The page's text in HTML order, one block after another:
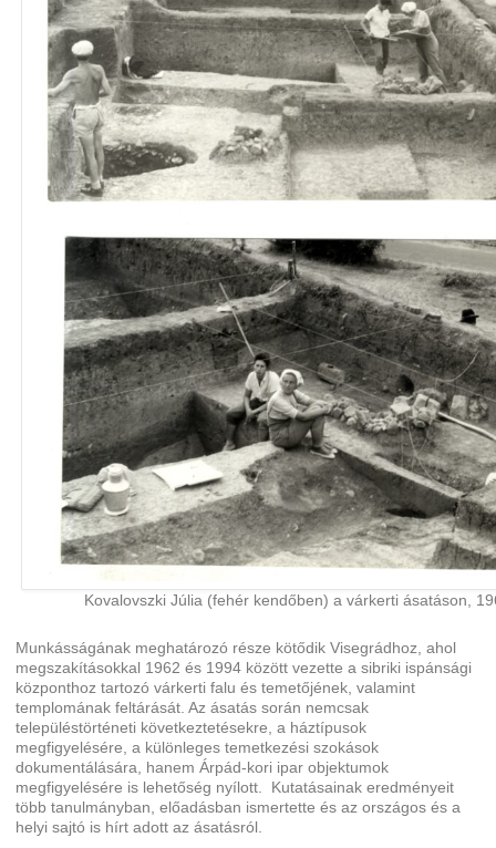
Kovalovszki Júlia (fehér kendőben) a várkerti ásatáson,
Munkásságának meghatározó része kötődik Visegrádhoz, ahol
megszakításokkal 1962 és 1994 között vezette a sibriki ispánsági
központhoz tartozó várkerti falu és temetőjének, valamint
templomának feltárását. Az ásatás során nemcsak
településtörténeti következtetésekre, a háztípusok
megfigyelésére, a különleges temetkezési szokások
dokumentálására, hanem Árpád-kori ipar objektumok
megfigyelésére is lehetőség nyílott. Kutatásainak eredményeit
több tanulmányban, előadásban ismertette és az országos és a
helyi sajtó is hírt adott az ásatásról.